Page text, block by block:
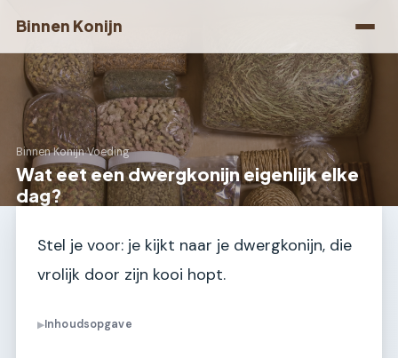
Binnen Konijn
Binnen Konijn›Voeding
Wat eet een dwergkonijn eigenlijk elke
dag?
Stel je voor: je kijkt naar je dwergkonijn, die
vrolijk door zijn kooi hopt.
▶Inhoudsopgave